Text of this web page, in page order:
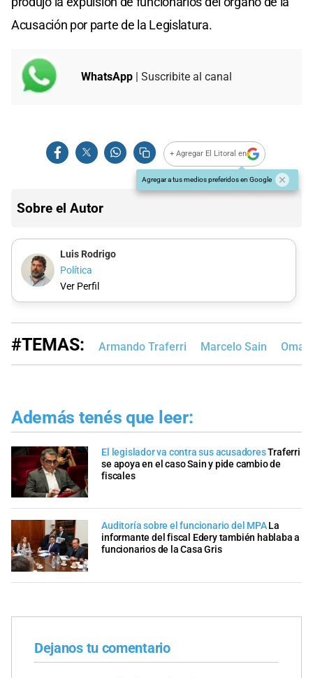
Acusación por parte de la Legislatura.
WhatsApp | Suscribite al canal
+ Agregar El Litoral en
Agregar a tus medios preferidos en Google
Sobre el Autor
Luis Rodrigo
Política
Ver Perfil
#TEMAS: Armando Traferri Marcelo Sain Omar
Además tenés que leer:
El legislador va contra sus acusadoresTraferri
se apoya en el caso Sain y pide cambio de
fiscales
Auditoría sobre el funcionario del MPA La
informante del fiscal Edery también hablaba a
funcionarios de la Casa Gris
Dejanos tu comentario